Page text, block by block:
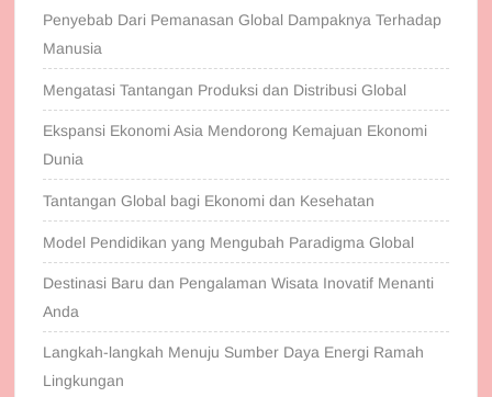
Penyebab Dari Pemanasan Global Dampaknya Terhadap
Manusia
Mengatasi Tantangan Produksi dan Distribusi Global
Ekspansi Ekonomi Asia Mendorong Kemajuan Ekonomi
Dunia
Tantangan Global bagi Ekonomi dan Kesehatan
Model Pendidikan yang Mengubah Paradigma Global
Destinasi Baru dan Pengalaman Wisata Inovatif Menanti
Anda
Langkah-langkah Menuju Sumber Daya Energi Ramah
Lingkungan